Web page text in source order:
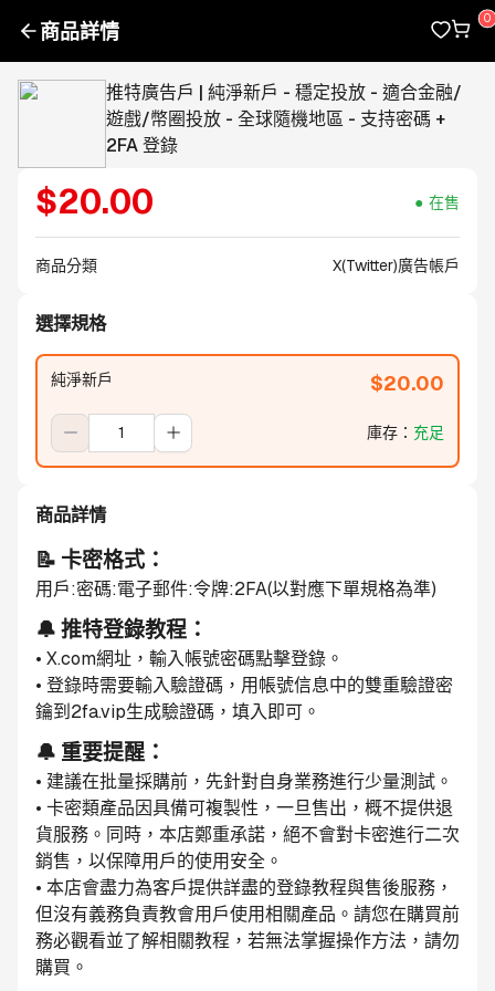
商品詳情
推特廣告戶 | 純淨新戶 - 穩定投放 - 適合金融/
遊戲/幣圈投放 - 全球隨機地區 - 支持密碼 +
2FA 登錄
$20.00 在售
商品分類 X(Twitter)廣告帳戶
選擇規格
純淨新戶 $20.00
庫存 ： 充足
商品詳情
📝 卡密格式：
用戶:密碼:電子郵件:令牌:2FA(以對應下單規格為準)
🔔 推特登錄教程：
• X.com網址，輸入帳號密碼點擊登錄。
• 登錄時需要輸入驗證碼，用帳號信息中的雙重驗證密
鑰到2fa.vip生成驗證碼，填入即可。
🔔 重要提醒：
• 建議在批量採購前，先針對自身業務進行少量測試。
• 卡密類產品因具備可複製性，一旦售出，概不提供退
貨服務。同時，本店鄭重承諾，絕不會對卡密進行二次
銷售，以保障用戶的使用安全。
• 本店會盡力為客戶提供詳盡的登錄教程與售後服務，
但沒有義務負責教會用戶使用相關產品。請您在購買前
務必觀看並了解相關教程，若無法掌握操作方法，請勿
購買。